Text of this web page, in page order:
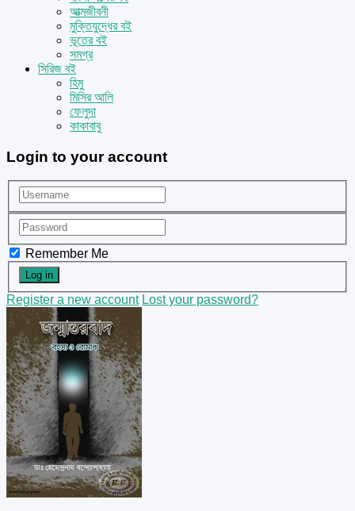
আত্মজীবনী
মুক্তিযুদ্ধের বই
ভূতের বই
সমগ্র
সিরিজ বই
হিমু
মিসির আলি
ফেলুদা
কাকাবাবু
Login to your account
Remember Me
Register a new account Lost your password?